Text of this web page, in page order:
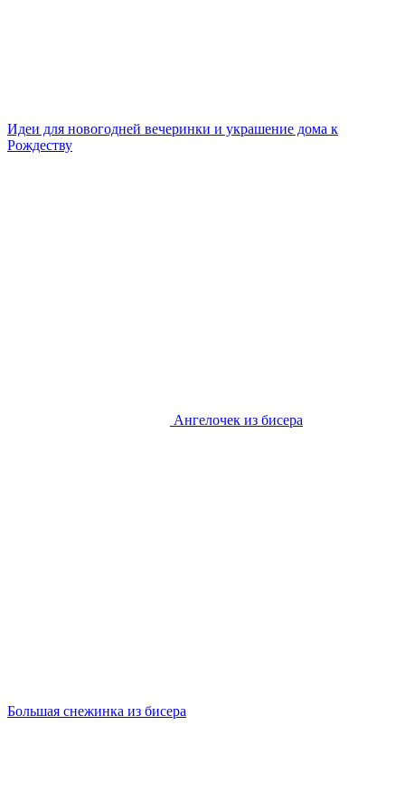
Идеи для новогодней вечеринки и украшение дома к
Рождеству
Ангелочек из бисера
Большая снежинка из бисера